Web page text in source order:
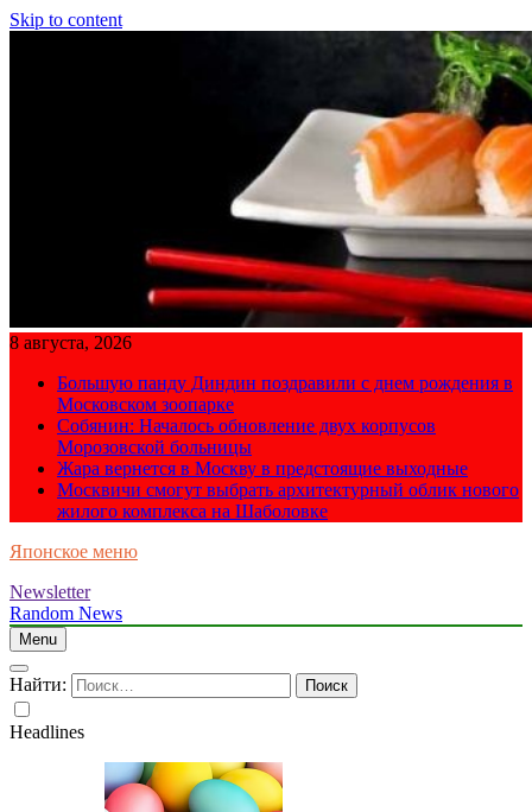
Skip to content
8 августа, 2026
Большую панду Диндин поздравили с днем рождения в
Московском зоопарке
Собянин: Началось обновление двух корпусов
Морозовской больницы
Жара вернется в Москву в предстоящие выходные
Москвичи смогут выбрать архитектурный облик нового
жилого комплекса на Шаболовке
Японское меню
Newsletter
Random News
Menu
Найти:
Headlines